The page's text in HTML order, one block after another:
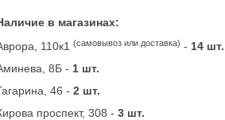
в магазинах:
110к1(самовывоз или доставка) - 14 шт.
8Б - 1 шт.
46 -2 шт.
проспект, 308 -3 шт.